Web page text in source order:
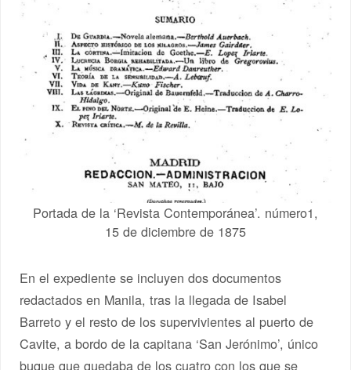
Portada de la ‘Revista Contemporánea’. número1,
15 de diciembre de 1875
En el expediente se incluyen dos documentos
redactados en Manila, tras la llegada de Isabel
Barreto y el resto de los supervivientes al puerto de
Cavite, a bordo de la capitana ‘San Jerónimo’, único
buque que quedaba de los cuatro con los que se